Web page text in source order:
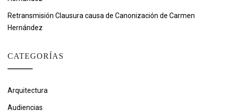
Retransmisión Clausura causa de Canonización de Carmen
Hernández
CATEGORÍAS
Arquitectura
Audiencias